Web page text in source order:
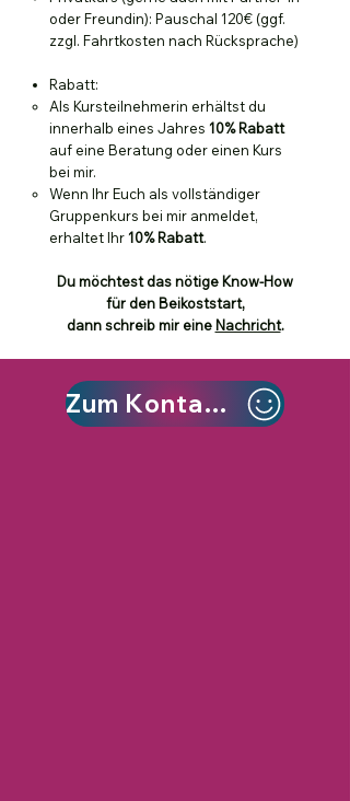
oder Freundin): Pauschal 120€ (ggf.
zzgl. Fahrtkosten nach Rücksprache)
Rabatt:
Als Kursteilnehmerin erhältst du
innerhalb eines Jahres 10% Rabatt
auf eine Beratung oder einen Kurs
bei mir​.
Wenn Ihr Euch als vollständiger
Gruppenkurs bei mir anmeldet,
erhaltet Ihr10% Rabatt.
Du möchtest das nötige Know-How
für den Beikoststart,
dann schreib mir eine Nachricht.
Zum Kontaktformular